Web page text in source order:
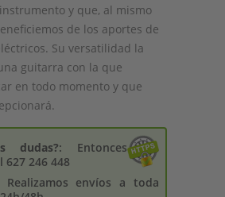
y que, al mismo
de los aportes de
Su versatilidad la
guitarra con la que
en todo momento y que
dudas?: Entonces
627 246 448
Realizamos envíos a toda